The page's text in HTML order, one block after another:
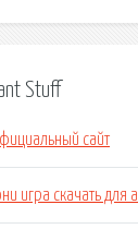
Stuff
сайт
игра скачать для